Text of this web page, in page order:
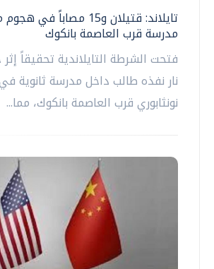
تايلاند: قتيلان و15
مدرسة قرب العاصمة بانكوك
فتحت الشرطة التايلاندية تحقيقاً
نار نفذه طالب داخل مدرسة ثانوية
نونثابوري قرب العاصمة بانكوك، مما...